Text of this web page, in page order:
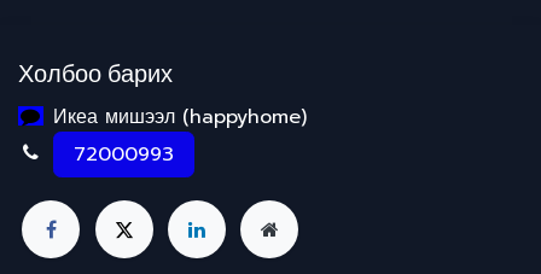
Холбоо барих
Икеа мишээл (happyhome)
72000993